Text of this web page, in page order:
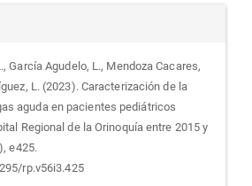
García Agudelo, L., Mendoza Cacares,
L. (2023). Caracterización de la
aguda en pacientes pediátricos
Regional de la Orinoquía entre 2015 y
e425.
rp.v56i3.425